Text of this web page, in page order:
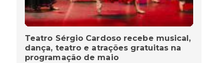
Teatro Sérgio Cardoso recebe musical,
dança, teatro e atrações gratuitas na
programação de maio